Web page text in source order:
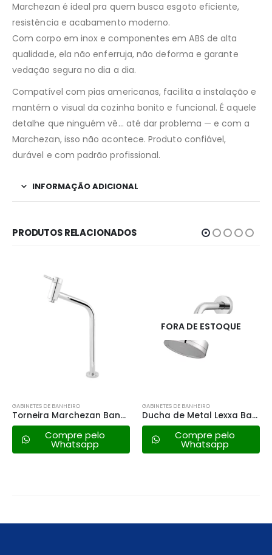
Marchezan é ideal pra quem busca esgoto eficiente,
resistência e acabamento moderno.
Com corpo em inox e componentes em ABS de alta
qualidade, ela não enferruja, não deforma e garante
vedação segura no dia a dia.
Compatível com pias americanas, facilita a instalação e
mantém o visual da cozinha bonito e funcional. É aquele
detalhe que ninguém vê… até dar problema — e com a
Marchezan, isso não acontece. Produto confiável,
durável e com padrão profissional.
INFORMAÇÃO ADICIONAL
PRODUTOS RELACIONADOS
GABINETES DE BANHEIRO
Torneira Marchezan Bancada 1/4 de Volta – 50808 C82
Compre pelo
Whatsapp
FORA DE ESTOQUE
GABINETES DE BANHEIRO
Ducha de Metal Lexxa Bagno – Lx31
Compre pelo
Whatsapp